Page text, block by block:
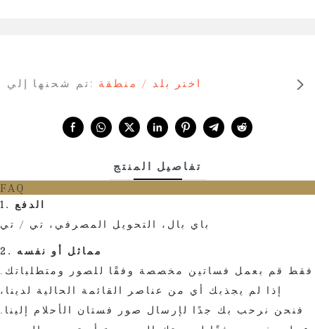
تم شحنها إلي: اختر بلد / منطقة
تفاصيل المنتج
FAQ
1. الدفع
باي بال، التحويل المصرفي، تي / تي
2. مماثل أو نفسه
فقط قم بعمل فساتين مخصصة وفقًا للصور ومتطلباتك.
إذا لم يجذبك أي من عناصر القائمة الحالية لدينا،
فنحن نرحب بك جدًا لإرسال صور فستان الأحلام إلينا.